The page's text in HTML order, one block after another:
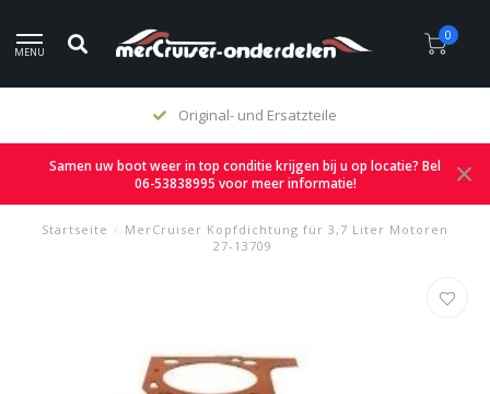
MENU
0
Original- und Ersatzteile
Samen uw boot weer in top conditie krijgen bij u op locatie? Bel
06-53838995 voor meer informatie!
Startseite / MerCruiser Kopfdichtung für 3,7 Liter Motoren
27-13709